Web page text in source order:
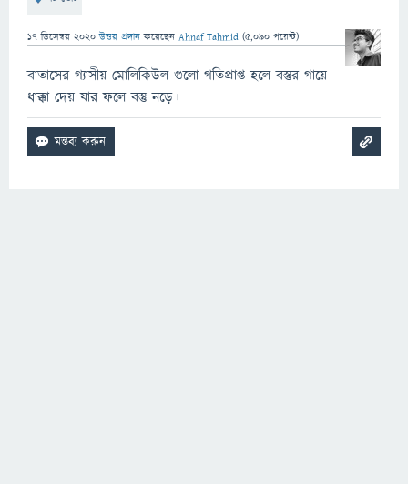
17 ডিসেম্বর 2020 উত্তর প্রদান করেছেন Ahnaf Tahmid (5,090 পয়েন্ট)
বাতাসের গ্যাসীয় মোলিকিউল গুলো গতিপ্রাপ্ত হলে বস্তুর গায়ে
ধাক্কা দেয় যার ফলে বস্তু নড়ে।